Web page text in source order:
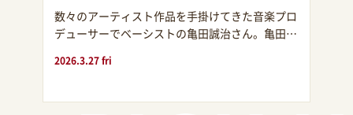
数々のアーティスト作品を手掛けてきた音楽プロ
デューサーでベーシストの亀田誠治さん。亀田さ
奏するプロジェクト「エンゼル音楽ラボ 亀田誠
す。
2026.3.27 fri